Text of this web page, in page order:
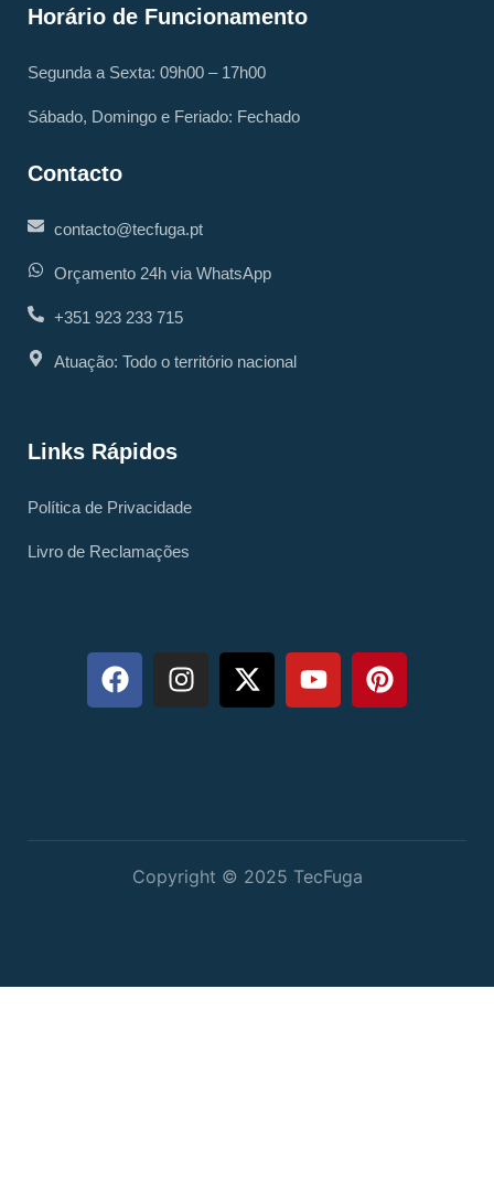
Horário de Funcionamento
Segunda a Sexta: 09h00 – 17h00
Sábado, Domingo e Feriado: Fechado
Contacto
contacto@tecfuga.pt
Orçamento 24h via WhatsApp
+351 923 233 715
Atuação: Todo o território nacional
Links Rápidos
Política de Privacidade
Livro de Reclamações
Copyright © 2025 TecFuga